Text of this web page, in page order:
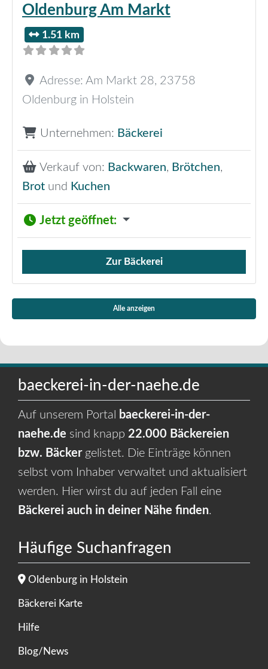
Oldenburg Am Markt
1.51 km
Adresse: Am Markt 28, 23758
Oldenburg in Holstein
Unternehmen: Bäckerei
Verkauf von: Backwaren, Brötchen,
Brot und Kuchen
Jetzt geöffnet:
Verkauf von Brötchen,
Zur Bäckerei
Alle anzeigen
baeckerei-in-der-naehe.de
Auf unserem Portal
baeckerei-in-der-
naehe.de sind knapp 22.000 Bäckereien
bzw. Bäckergelistet. Die Einträge können
selbst vom Inhaber verwaltet und aktualisiert
werden. Hier wirst du auf jeden Fall eine
Bäckerei auch in deiner Nähe finden.
Häufige Suchanfragen
Oldenburg in Holstein
Bäckerei Karte
Hilfe
Blog/News